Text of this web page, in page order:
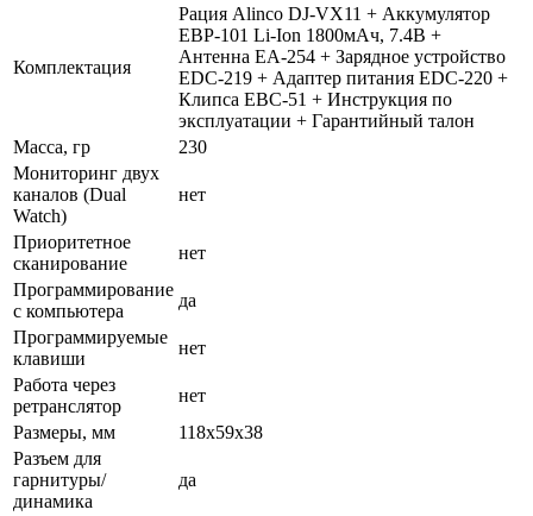
Комплектация
Рация Alinco DJ-VX11 + Аккумулятор
EBP-101 Li-Ion 1800мАч, 7.4В +
Антенна EA-254 + Зарядное устройство
EDC-219 + Адаптер питания EDC-220 +
Клипса EBC-51 + Инструкция по
эксплуатации + Гарантийный талон
Масса, гр
230
Мониторинг двух
каналов (Dual
Watch)
нет
Приоритетное
сканирование
нет
Программирование
с компьютера
да
Программируемые
клавиши
нет
Работа через
ретранслятор
нет
Размеры, мм
118х59х38
Разъем для
гарнитуры/
динамика
да